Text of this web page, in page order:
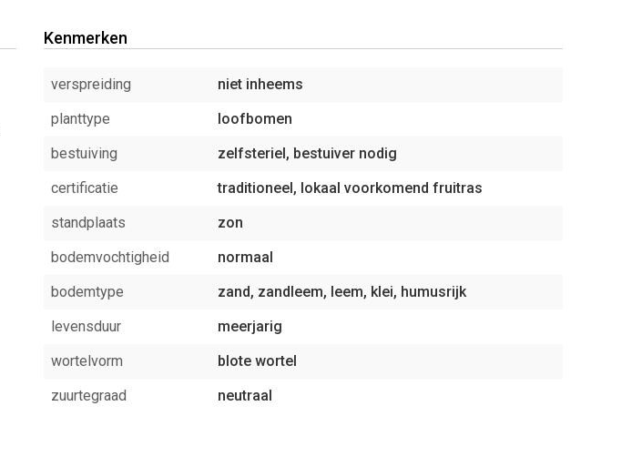
Kenmerken
verspreiding
niet inheems
planttype
loofbomen
bestuiving
zelfsteriel, bestuiver nodig
certificatie
traditioneel, lokaal voorkomend fruitras
standplaats
zon
bodemvochtigheid
normaal
bodemtype
zand, zandleem, leem, klei, humusrijk
levensduur
meerjarig
wortelvorm
blote wortel
zuurtegraad
neutraal